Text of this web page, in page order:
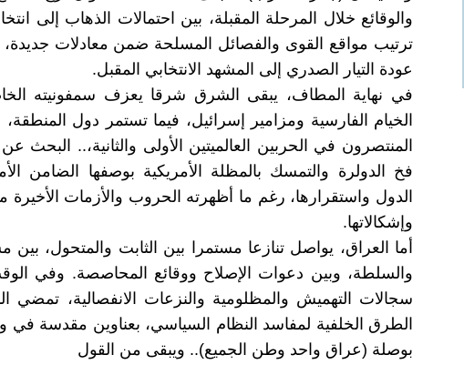
والوقائع خلال المرحلة المقبلة، بين احتمالات الذهاب إلى
ترتيب مواقع القوى والفصائل المسلحة ضمن معادلات جديدة،
عودة التيار الصدري إلى المشهد الانتخابي المقبل.
في نهاية المطاف، يبقى الشرق شرقا يعزف سمفونيته
الخيام الفارسية ومزامير إسرائيل، فيما تستمر دول
المنتصرون في الحربين العالميتين الأولى والثانية،.. البحث
فخ الدولرة والتمسك بالمظلة الأمريكية بوصفها الضامن
الدول واستقرارها، رغم ما أظهرته الحروب والأزمات الأخيرة
وإشكالاتها.
أما العراق، يواصل تنازعا مستمرا بين الثابت والمتحول، بين
والسلطة، وبين دعوات الإصلاح ووقائع المحاصصة. وفي
سجالات التهميش والمظلومية والنزعات الانفصالية، تمضي
الطرق الخلفية لمفاسد النظام السياسي، بعناوين مقدسة في
بوصلة (عراق واحد وطن الجميع).. ويبقى من القول